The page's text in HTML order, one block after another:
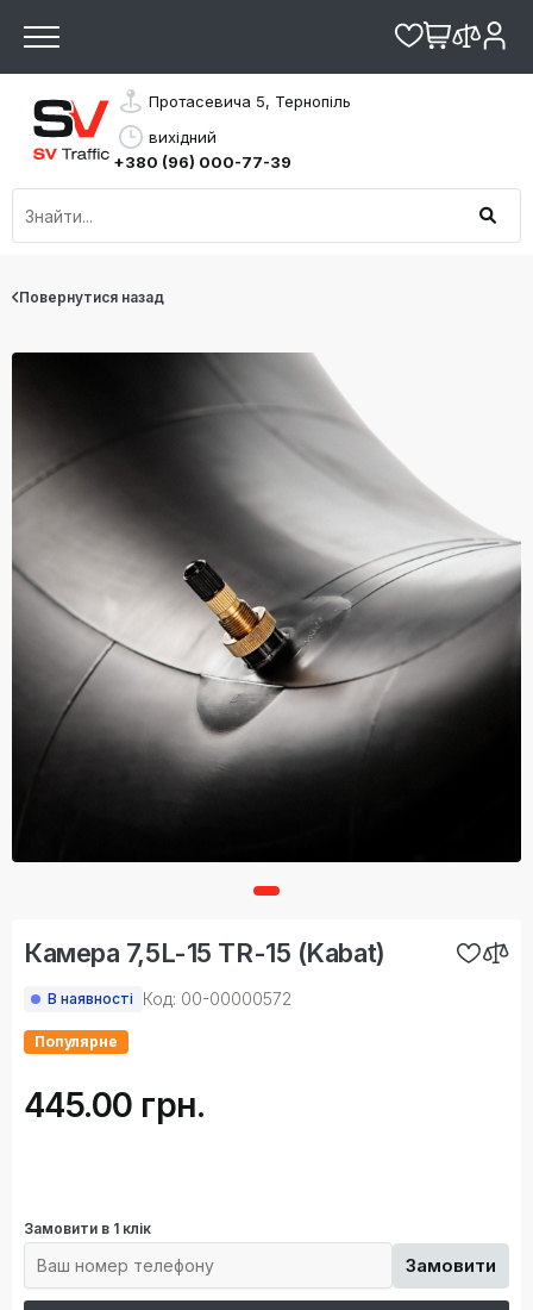
Протасевича 5, Тернопіль
вихідний
+380 (96) 000-77-39
Повернутися назад
Камера 7,5L-15 TR-15 (Kabat)
В наявності Код: 00-00000572
Популярне
445.00 грн.
Замовити в 1 клік
Замовити